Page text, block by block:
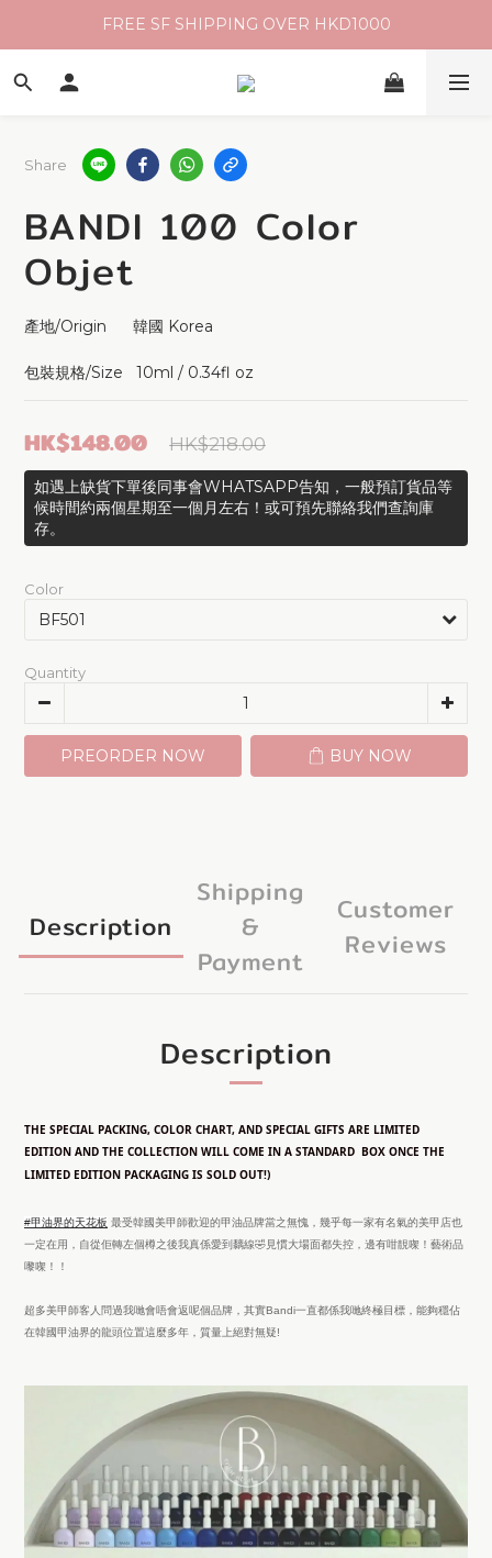
FREE SF SHIPPING OVER HKD1000
Share
BANDI 100 Color
Objet
產地/Origin      韓國 Korea
包裝規格/Size   10ml / 0.34fl oz
HK$218.00
HK$148.00
如遇上缺貨下單後同事會WHATSAPP告知，一般預訂貨品等
候時間約兩個星期至一個月左右！或可預先聯絡我們查詢庫
存。
Color
Quantity
PREORDER NOW BUY NOW
Description
Shipping
&
Payment
Customer
Reviews
Description
THE SPECIAL PACKING, COLOR CHART, AND SPECIAL GIFTS ARE LIMITED
EDITION AND THE COLLECTION WILL COME IN A STANDARD BOX ONCE THE
LIMITED EDITION PACKAGING IS SOLD OUT!)
#甲油界的天花板 最受韓國美甲師歡迎的甲油品牌當之無愧，幾乎每一家有名氣的美甲店也
一定在用，自從佢轉左個樽之後我真係愛到黐線🤣見慣大場面都失控，邊有咁靚㗎！藝術品
嚟㗎！！
超多美甲師客人問過我哋會唔會返呢個品牌，其實Bandi一直都係我哋終極目標，能夠穩佔
在韓國甲油界的龍頭位置這麼多年，質量上絕對無疑!